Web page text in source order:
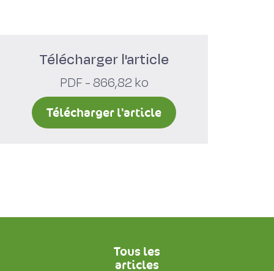
Télécharger l'article
PDF - 866,82 ko
Télécharger l'article
Tous les
articles